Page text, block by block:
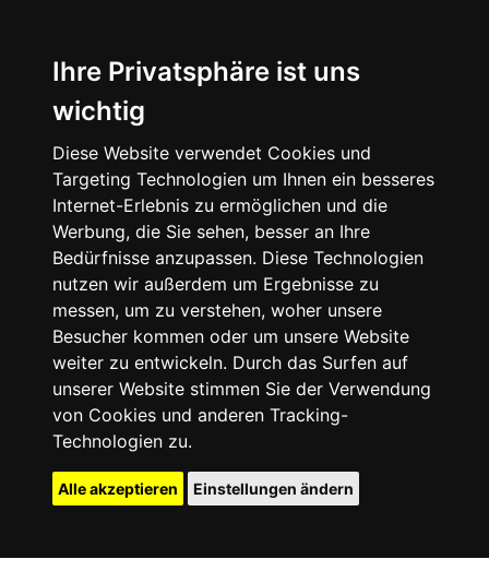
Ihre Privatsphäre ist uns
wichtig
Diese Website verwendet Cookies und
Targeting Technologien um Ihnen ein besseres
Internet-Erlebnis zu ermöglichen und die
Werbung, die Sie sehen, besser an Ihre
Bedürfnisse anzupassen. Diese Technologien
nutzen wir außerdem um Ergebnisse zu
messen, um zu verstehen, woher unsere
Besucher kommen oder um unsere Website
weiter zu entwickeln. Durch das Surfen auf
unserer Website stimmen Sie der Verwendung
von Cookies und anderen Tracking-
Technologien zu.
Alle akzeptieren Einstellungen ändern